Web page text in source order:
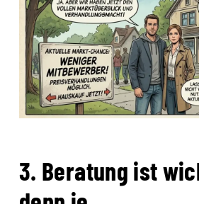
3. Beratung ist